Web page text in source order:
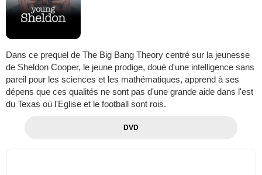
Dans ce prequel de The Big Bang Theory centré sur la jeunesse
de Sheldon Cooper, le jeune prodige, doué d'une intelligence sans
pareil pour les sciences et les mathématiques, apprend à ses
dépens que ces qualités ne sont pas d'une grande aide dans l'est
du Texas où l'Eglise et le football sont rois.
DVD